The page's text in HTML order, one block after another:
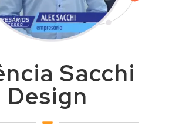
Sacchi
Design